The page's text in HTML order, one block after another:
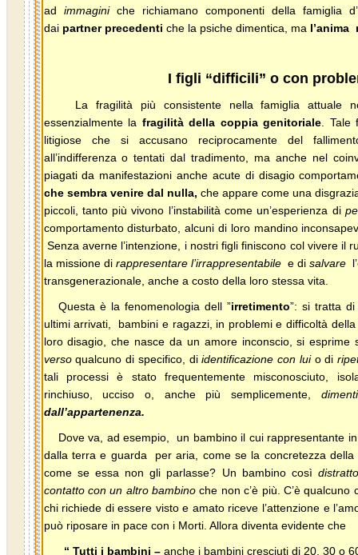
ad immagini che richiamano componenti della famiglia
dai partner precedenti che la psiche dimentica, ma l’anima
I figli “difficili” o con
La fragilità più consistente nella famiglia attuale
essenzialmente la fragilità della coppia genitoriale .
litigiose che si accusano reciprocamente del
all’indifferenza o tentati dal tradimento, ma anche nel
piagati da manifestazioni anche acute di disagio
che sembra venire dal nulla, che appare come una
piccoli, tanto più vivono l’instabilità come un’esperienza di
comportamento disturbato, alcuni di loro mandino
Senza averne l’intenzione, i nostri figli finiscono col vivere il
la missione di rappresentare l’irrappresentabilee di salvare
transgenerazionale, anche a costo della loro stessa vita.
Questa è la fenomenologia dell ”irretimento”: si tratta di
ultimi arrivati, bambini e ragazzi, in problemi e difficoltà
loro disagio, che nasce da un amore inconscio, si
versoqualcuno di specifico, diidentificazione con lui o di
tali processi è stato frequentemente misconosciuto,
rinchiuso, ucciso o, anche più semplicemente,
dall’appartenenza.
Dove va, ad esempio, un bambino il cui rappresentante
dalla terra e guarda per aria, come se la concretezza
come se essa non gli parlasse? Un bambino così
contatto con un altro bambino che non c’è più. C’è
chi richiede di essere visto e amato riceve l’attenzione e
può riposare in pace con i Morti. Allora diventa evidente che
“ Tutti i bambini – anche i bambini cresciuti di 20, 30 o